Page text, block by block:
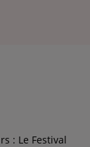
: Le Festival